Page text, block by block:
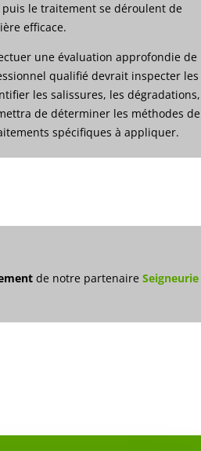
puis le traitement se déroulent de
efficace.
une évaluation approfondie de
qualifié devrait inspecter les
les salissures, les dégradations,
de déterminer les méthodes de
spécifiques à appliquer.
de notre partenaire Seigneurie